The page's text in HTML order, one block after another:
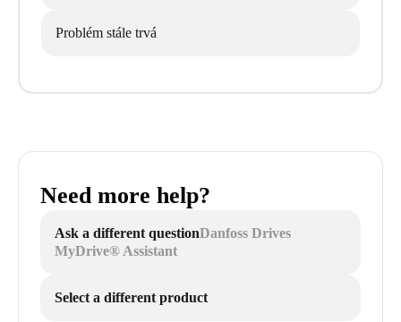
Problém stále trvá
Need more help?
Ask a different questionDanfoss Drives
MyDrive® Assistant
Select a different product